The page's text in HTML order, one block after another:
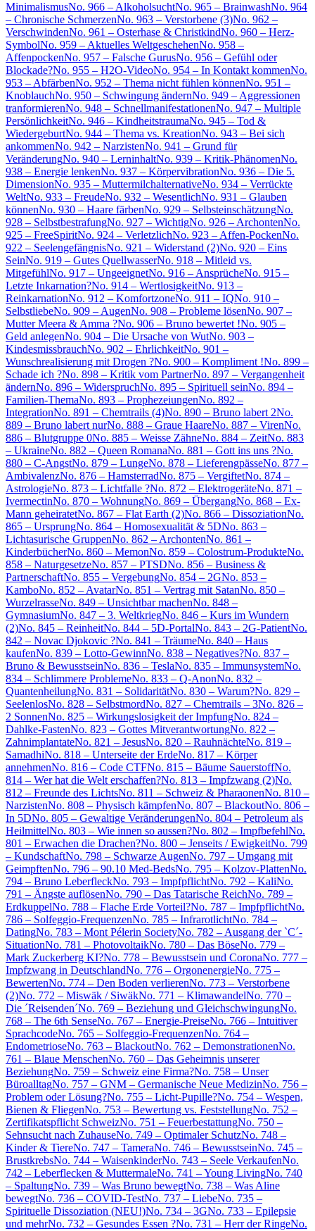
MinimalismusNo. 966 – AlkoholsuchtNo. 965 – BrainwashNo. 964
– Chronische SchmerzenNo. 963 – Verstorbene (3)No. 962 –
VerschwindenNo. 961 – Osterhase & ChristkindNo. 960 – Herz-
SymbolNo. 959 – Aktuelles WeltgeschehenNo. 958 –
AffenpockenNo. 957 – Falsche GurusNo. 956 – Gefühl oder
Blockade?No. 955 – H2O-VideoNo. 954 – In Kontakt kommenNo.
953 – AbfärbenNo. 952 – Thema nicht fühlen könnenNo. 951 –
KnoblauchNo. 950 – Schwingung ändernNo. 949 – Aggressionen
tranformierenNo. 948 – SchnellmanifestationenNo. 947 – Multiple
PersönlichkeitNo. 946 – KindheitstraumaNo. 945 – Tod &
WiedergeburtNo. 944 – Thema vs. KreationNo. 943 – Bei sich
ankommenNo. 942 – NarzistenNo. 941 – Grund für
VeränderungNo. 940 – LerninhaltNo. 939 – Kritik-PhänomenNo.
938 – Energie lenkenNo. 937 – KörpervibrationNo. 936 – Die 5.
DimensionNo. 935 – MuttermilchalternativeNo. 934 – Verrückte
WeltNo. 933 – FreudeNo. 932 – WesentlichNo. 931 – Glauben
könnenNo. 930 – Haare färbenNo. 929 – SelbsteinschätzungNo.
928 – SelbstbestrafungNo. 927 – WichtigNo. 926 – ArchontenNo.
925 – FreeSpiritNo. 924 – VerletzlichNo. 923 – Affen-PockenNo.
922 – SeelengefängnisNo. 921 – Widerstand (2)No. 920 – Eins
SeinNo. 919 – Gutes QuellwasserNo. 918 – Mitleid vs.
MitgefühlNo. 917 – UngeeignetNo. 916 – AnsprücheNo. 915 –
Letzte Inkarnation?No. 914 – WertlosigkeitNo. 913 –
ReinkarnationNo. 912 – KomfortzoneNo. 911 – IQNo. 910 –
SelbstliebeNo. 909 – AugenNo. 908 – Probleme lösenNo. 907 –
Mutter Meera & Amma ?No. 906 – Bruno bewertet !No. 905 –
Geld anlegenNo. 904 – Die Ursache von WutNo. 903 –
KindesmissbrauchNo. 902 – EhrlichkeitNo. 901 –
Wunschrealisierung mit Drogen ?No. 900 – Kompliment !No. 899 –
Schade ich ?No. 898 – Kritik vom PartnerNo. 897 – Vergangenheit
ändernNo. 896 – WiderspruchNo. 895 – Spirituell seinNo. 894 –
Familien-ThemaNo. 893 – ProphezeiungenNo. 892 –
IntegrationNo. 891 – Chemtrails (4)No. 890 – Bruno labert 2No.
889 – Bruno labert nurNo. 888 – Graue HaareNo. 887 – VirenNo.
886 – Blutgruppe 0No. 885 – Weisse ZähneNo. 884 – ZeitNo. 883
– UkraineNo. 882 – Queen RomanaNo. 881 – Gott ins uns ?No.
880 – C-AngstNo. 879 – LungeNo. 878 – LieferengpässeNo. 877 –
AmbivalenzNo. 876 – HamsterradNo. 875 – VergiftetNo. 874 –
AstrologieNo. 873 – Lichtfalle ?No. 872 – ElektrogeräteNo. 871 –
IvermectinNo. 870 – WohnungNo. 869 – ÜbergangNo. 868 – Ex-
Mann geheiratetNo. 867 – Flat Earth (2)No. 866 – DissoziationNo.
865 – UrsprungNo. 864 – Homosexualität & 5DNo. 863 –
Lichtasurische GruppenNo. 862 – ArchontenNo. 861 –
KinderbücherNo. 860 – MemonNo. 859 – Colostrum-ProdukteNo.
858 – NaturgesetzeNo. 857 – PTSDNo. 856 – Business &
PartnerschaftNo. 855 – VergebungNo. 854 – 2GNo. 853 –
KamboNo. 852 – AvatarNo. 851 – Vertrag mit SatanNo. 850 –
WurzelrasseNo. 849 – Unsichtbar machenNo. 848 –
GymnasiumNo. 847 – 3. WeltkriegNo. 846 – Kurs im Wundern
(2)No. 845 – ReinheitNo. 844 – 5D-PortalNo. 843 – 2G-PatientNo.
842 – Novac Djokovic ?No. 841 – TräumeNo. 840 – Haus
kaufenNo. 839 – Lotto-GewinnNo. 838 – Negatives?No. 837 –
Bruno & BewusstseinNo. 836 – TeslaNo. 835 – ImmunsystemNo.
834 – Schlimmere ProblemeNo. 833 – Q-AnonNo. 832 –
QuantenheilungNo. 831 – SolidaritätNo. 830 – Warum?No. 829 –
SeelenlosNo. 828 – SelbstmordNo. 827 – Chemtrails – 3No. 826 –
2 SonnenNo. 825 – Wirkungslosigkeit der ImpfungNo. 824 –
Dahlke-FastenNo. 823 – Gottes MitverantwortungNo. 822 –
ZahnimplantateNo. 821 – JesusNo. 820 – RauhnächteNo. 819 –
SamadhiNo. 818 – Unterseite der ErdeNo. 817 – Körper
annehmenNo. 816 – Code CTFNo. 815 – Bäume SauerstoffNo.
814 – Wer hat die Welt erschaffen?No. 813 – Impfzwang (2)No.
812 – Freunde des LichtsNo. 811 – Schweiz & PharaonenNo. 810 –
NarzistenNo. 808 – Physisch kämpfenNo. 807 – BlackoutNo. 806 –
In 5DNo. 805 – Gewaltige VeränderungenNo. 804 – Petroleum als
HeilmittelNo. 803 – Wie innen so aussen?No. 802 – ImpfbefehlNo.
801 – Erwachen die Drachen?No. 800 – Jenseits / EwigkeitNo. 799
– KundschaftNo. 798 – Schwarze AugenNo. 797 – Umgang mit
GeimpftenNo. 796 – 90.10 Med-BedsNo. 795 – Kolzov-PlattenNo.
794 – Bruno LeberfleckNo. 793 – ImpfpflichtNo. 792 – KaliNo.
791 – Ängste auflösenNo. 790 – Das Tatarische ReichNo. 789 –
ErdkuppelNo. 788 – Flache Erde Vorteil?No. 787 – ImpfpflichtNo.
786 – Solfeggio-FrequenzenNo. 785 – InfrarotlichtNo. 784 –
DatingNo. 783 – Mont Pélerin SocietyNo. 782 – Ausgang der `C´-
SituationNo. 781 – PhotovoltaikNo. 780 – Das BöseNo. 779 –
Mark Zuckerberg KI?No. 778 – Bewusstsein und CoronaNo. 777 –
Impfzwang in DeutschlandNo. 776 – OrgonenergieNo. 775 –
BewertenNo. 774 – Den Boden verlierenNo. 773 – Verstorbene
(2)No. 772 – Miswäk / SiwäkNo. 771 – KlimawandelNo. 770 –
Die ´Reisenden´No. 769 – Beziehung und GleichschwingungNo.
768 – The 6th SenseNo. 767 – Energie-PreiseNo. 766 – Intuitiver
SprachcodeNo. 765 – Solfeggio-FrequenzenNo. 764 –
EndometrioseNo. 763 – BlackoutNo. 762 – DemonstrationenNo.
761 – Blaue MenschenNo. 760 – Das Geheimnis unserer
BeziehungNo. 759 – Schweiz eine Firma?No. 758 – Unser
BüroalltagNo. 757 – GNM – Germanische Neue MedizinNo. 756 –
Problem oder Lösung?No. 755 – Licht-Pupille?No. 754 – Wespen,
Bienen & FliegenNo. 753 – Bewertung vs. FeststellungNo. 752 –
Zertifikatspflicht SchweizNo. 751 – FeuerbestattungNo. 750 –
Sehnsucht nach ZuhauseNo. 749 – Optimaler SchutzNo. 748 –
Kinder & TiereNo. 747 – TameraNo. 746 – BewusstseinNo. 745 –
BrustkrebsNo. 744 – WaisenkinderNo. 743 – Seele VerkaufenNo.
742 – Leberflecken & MuttermaleNo. 741 – Young LivingNo. 740
– SpaltungNo. 739 – Was Bruno bewegtNo. 738 – Was Aline
bewegtNo. 736 – COVID-TestNo. 737 – LiebeNo. 735 –
Spirituelle Dissoziation (NEU!)No. 734 – 3GNo. 733 – Epilepsie
und mehrNo. 732 – Gesundes Essen ?No. 731 – Herr der RingeNo.